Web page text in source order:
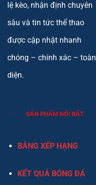
lệ kèo, nhận định chuyên
sâu và tin tức thể thao
được cập nhật nhanh
chóng – chính xác – toàn
diện.
SẢN PHẨM NỔI BẬT
BẢNG XẾP HẠNG
KẾT QUẢ BÓNG ĐÁ